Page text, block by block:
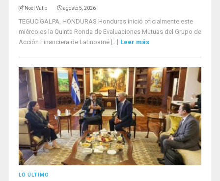
Noél Valle agosto 5, 2026
TEGUCIGALPA, HONDURAS Honduras inició oficialmente este
miércoles la Quinta Ronda de Evaluaciones Mutuas del Grupo de
Acción Financiera de Latinoamé [...] Leer más
LO ÚLTIMO